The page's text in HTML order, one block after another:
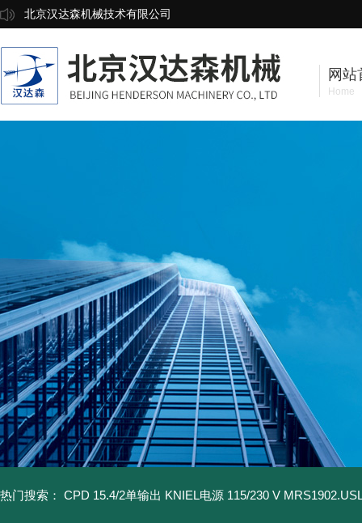
北京汉达森机械技术有限公司
网站
Home
热门搜索： CPD 15.4/2单输出 KNIEL电源 115/230 V